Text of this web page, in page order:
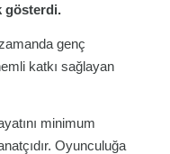
gösterdi.
genç
katkı sağlayan
minimum
Oyunculuğa